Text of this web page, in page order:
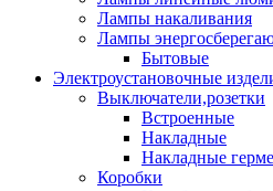
Лампы накаливания
Лампы
Бытовые
Электроустановочные
Выключатели,розетки
Встроенные
Накладные
Накладные
Коробки